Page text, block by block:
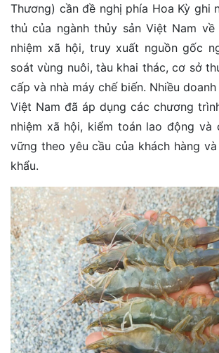
Thương) cần đề nghị phía Hoa Kỳ ghi
thủ của ngành thủy sản Việt Nam
nhiệm xã hội, truy xuất nguồn gốc
soát vùng nuôi, tàu khai thác, cơ sở
cấp và nhà máy chế biến. Nhiều
Việt Nam đã áp dụng các chương
nhiệm xã hội, kiểm toán lao động và
vững theo yêu cầu của khách hàng
khẩu.